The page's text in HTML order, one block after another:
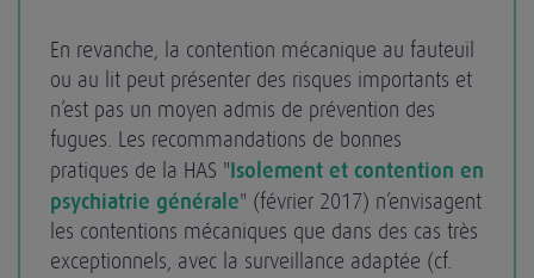
En revanche, la contention mécanique au fauteuil
ou au lit peut présenter des risques importants et
n’est pas un moyen admis de prévention des
fugues. Les recommandations de bonnes
pratiques de la HAS " Isolement et contention en
psychiatrie générale" (février 2017) n’envisagent
les contentions mécaniques que dans des cas très
exceptionnels, avec la surveillance adaptée (cf.